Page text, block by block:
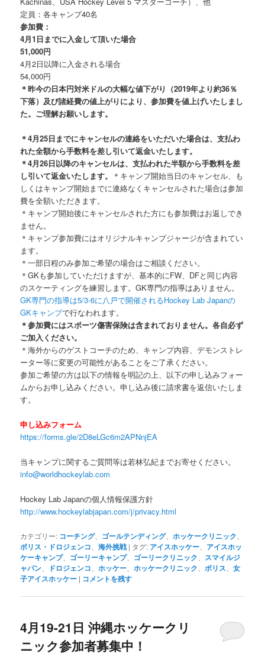
定員：各キャンプ40名
参加費：
4月1日までに入金して頂いた場合
51,000円
4月2日以降に入金される場合
54,000円
＊昨今の日本円対米ドルの大幅な値下がり（2019年より約36％
下落）及び諸経費の値上がりにより、参加費を値上げいたしまし
た。ご理解お願いします。
＊4月25日までにキャンセルの連絡をいただいた場合は、支払わ
れた全額から手数料を差し引いて返金いたします。
＊4月26日以降のキャンセルは、支払われた半額から手数料を差
し引いて返金いたします。
＊キャンプ開始当日のキャンセル、も
しくはキャンプ開始までに連絡なくキャンセルされた場合は参加
費を全額いただきます。
＊キャンプ開始後にキャンセルされた方にも参加費はお返しでき
ません。
＊キャンプ参加費にはオリジナルキャンプジャージが含まれてい
ます。
＊一部日程のみ参加ご希望の場合はご相談ください。
＊GKも参加していただけますが、基本的にFW、DFと同じ内容
のスケーティングを練習します。GK専門の指導はありません。
GK専門の指導は5/3-6に八戸で開催されるHockey Lab Japanの
GKキャンプで行なわれます。
＊参加費にはスポーツ傷害保険は含まれておりません。各自必ず
ご加入ください。
＊海外からのゲストコーチのため、キャンプ内容、デモンストレ
ーター等に変更の可能性があることをご了承ください。
参加ご希望の方は以下の情報を明記の上、以下の申し込みフォー
ムからお申し込みください。申し込み後に請求書を返信いたしま
す。
申し込みフォーム
https://forms.gle/2D8eLGc6m2APNnjEA
当キャンプに関するご質問等は若林弘紀までお寄せください。
info@worldhockeylab.com
Hockey Lab Japanの個人情報保護方針
http://www.hockeylabjapan.com/j/privacy.html
カテゴリー: コーチング、 ゴールテンディング、ホッケークリニック
ボリス・ドロジェンコ 、海外挑戦 | タグ: アイスホッケー
アイスホッ
ケーキャンプ、 ゴーリーキャンプ、 ゴーリークリニック
スマイルジ
ャパン
ドロジェンコ 、ホッケー 、ホッケークリニック ボリス 、女
子アイスホッケー | コメントを残す
4月19-21日 沖縄ホッケークリ
ニック参加者募集中！